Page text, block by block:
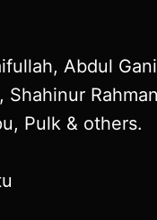
Abdul
Shahinur
Pulk & others.